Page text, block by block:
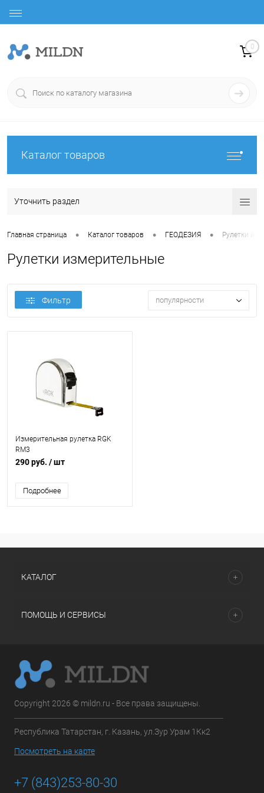
0
Каталог товаров
Уточнить раздел
Главная страница • Каталог товаров • ГЕОДЕЗИЯ • Рулетки
Рулетки измерительные
Фильтр популярности
Измерительная рулетка RGK
RM3
290 руб. / шт
Подробнее
КАТАЛОГ
ПОМОЩЬ И СЕРВИСЫ
Copyright 2026 © mildn.ru - Все права защищены.
Республика Татарстан, г. Казань, ул.Зур Урам 1Кк2
Посмотреть на карте
+7 (843)253-80-30